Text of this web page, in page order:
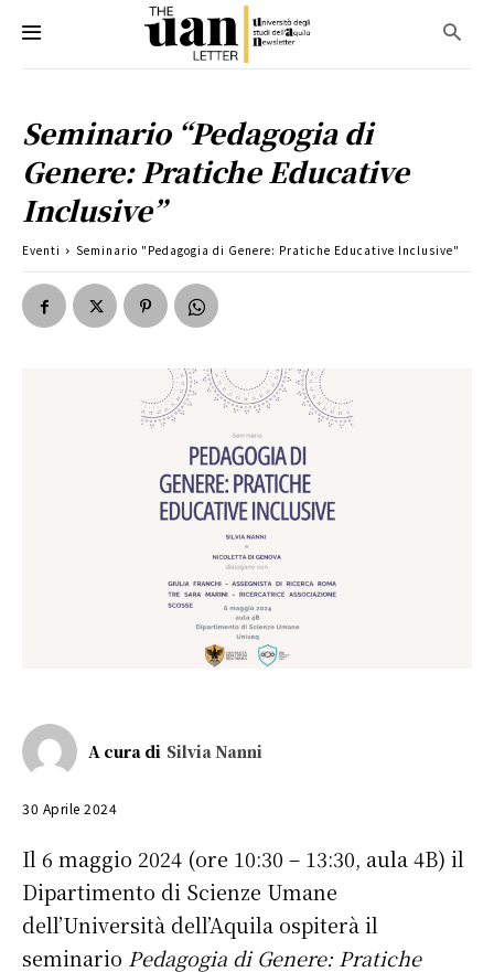
Seminario “Pedagogia di
Genere: Pratiche Educative
Inclusive”
Eventi Seminario "Pedagogia di Genere: Pratiche Educative Inclusive"
A cura di Silvia Nanni
30 Aprile 2024
Il 6 maggio 2024 (ore 10:30 – 13:30, aula 4B) il
Dipartimento di Scienze Umane
dell’Università dell’Aquila ospiterà il
seminario Pedagogia di Genere: Pratiche